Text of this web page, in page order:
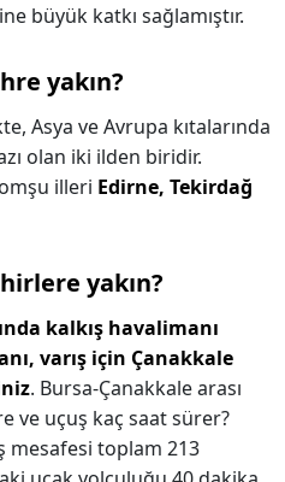
büyük katkı sağlamıştır.
yakın?
Asya ve Avrupa kıtalarında
olan iki ilden biridir.
illeri Edirne, Tekirdağ
yakın?
kalkış havalimanı
varış için Çanakkale
. Bursa-Çanakkale arası
ve uçuş kaç saat sürer?
mesafesi toplam 213